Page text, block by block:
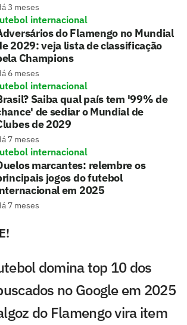
3 meses
internacional
do Flamengo no Mundial
2029: veja lista de classificação
Champions
6 meses
internacional
Saiba qual país tem '99% de
de sediar o Mundial de
de 2029
7 meses
internacional
marcantes: relembre os
jogos do futebol
em 2025
7 meses
domina top 10 dos
no Google em 2025
do Flamengo vira item